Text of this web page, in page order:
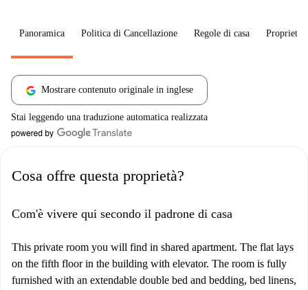
Panoramica Politica di Cancellazione Regole di casa
Mostrare contenuto originale in inglese
Stai leggendo una traduzione automatica realizzata
Cosa offre questa proprietà?
Com'è vivere qui secondo il padrone di casa
This private room you will find in shared apartment. The flat lays
on the fifth floor in the building with elevator. The room is fully
furnished with an extendable double bed and bedding, bed linens,